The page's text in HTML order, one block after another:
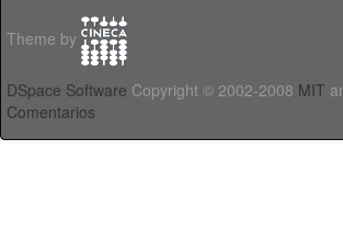
Theme by
DSpace Software Copyright © 2002-2008 MIT
Comentarios